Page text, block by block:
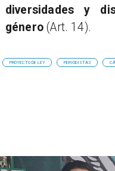
diversidades y
género (Art. 14).
PROYECTO DE LEY PERIODISTAS